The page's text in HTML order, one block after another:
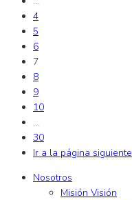
4
5
6
7
8
9
10
…
30
Ir a la página siguiente
Nosotros
Misión Visión